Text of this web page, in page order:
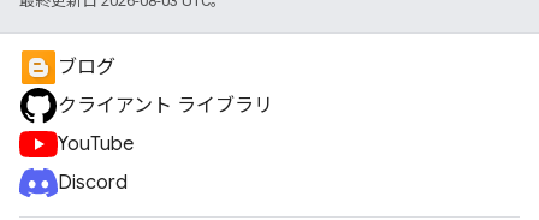
ブログ
クライアント ライブラリ
YouTube
Discord